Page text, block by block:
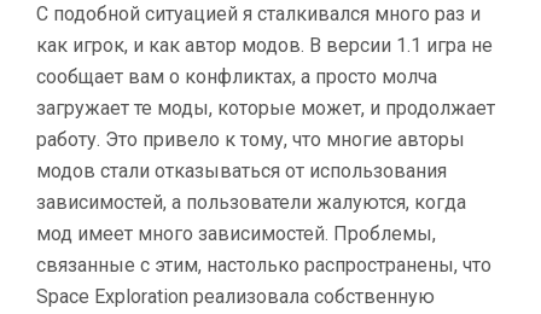
С подобной ситуацией я сталкивался много раз и
как игрок, и как автор модов. В версии 1.1 игра не
сообщает вам о конфликтах, а просто молча
загружает те моды, которые может, и продолжает
работу. Это привело к тому, что многие авторы
модов стали отказываться от использования
зависимостей, а пользователи жалуются, когда
мод имеет много зависимостей. Проблемы,
связанные с этим, настолько распространены, что
Space Exploration реализовала собственную